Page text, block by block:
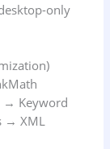
only
→ Keyword
→ XML